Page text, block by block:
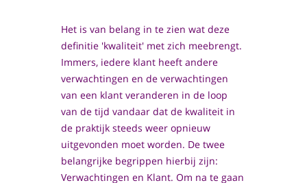
Het is van belang in te zien wat deze
definitie 'kwaliteit' met zich meebrengt.
Immers, iedere klant heeft andere
verwachtingen en de verwachtingen
van een klant veranderen in de loop
van de tijd vandaar dat de kwaliteit in
de praktijk steeds weer opnieuw
uitgevonden moet worden. De twee
belangrijke begrippen hierbij zijn:
Verwachtingen en Klant. Om na te gaan